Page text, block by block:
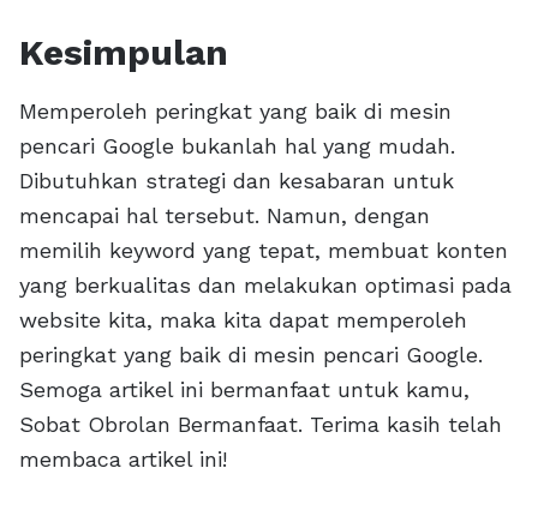
Kesimpulan
Memperoleh peringkat yang baik di mesin
pencari Google bukanlah hal yang mudah.
Dibutuhkan strategi dan kesabaran untuk
mencapai hal tersebut. Namun, dengan
memilih keyword yang tepat, membuat konten
yang berkualitas dan melakukan optimasi pada
website kita, maka kita dapat memperoleh
peringkat yang baik di mesin pencari Google.
Semoga artikel ini bermanfaat untuk kamu,
Sobat Obrolan Bermanfaat. Terima kasih telah
membaca artikel ini!